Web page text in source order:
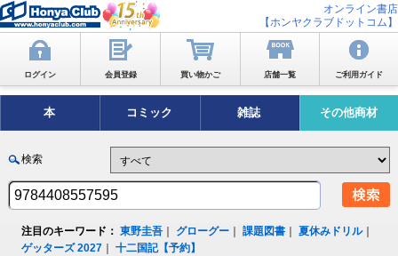
オンライン書店
【ホンヤクラブドットコム】
ログイン 会員登録 買い物かご 店舗一覧 ご利用ガイド
本 コミック 雑誌 その他商材
検索
注目のキーワード： 東野圭吾 グローグー ｜課題図書 ｜夏休みドリル｜
ゲッターズ 2027 ｜十二国記【予約】